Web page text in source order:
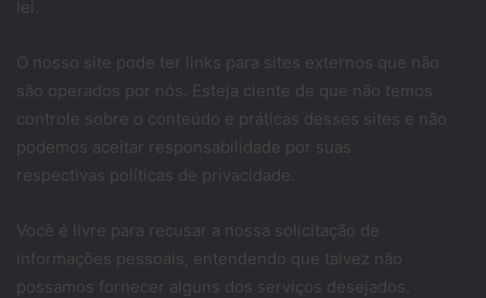
lei.
O nosso site pode ter links para sites externos que não
são operados por nós. Esteja ciente de que não temos
controle sobre o conteúdo e práticas desses sites e não
podemos aceitar responsabilidade por suas
respectivas políticas de privacidade
Você é livre para recusar a nossa solicitação de
informações pessoais, entendendo que talvez não
possamos fornecer alguns dos serviços desejados.